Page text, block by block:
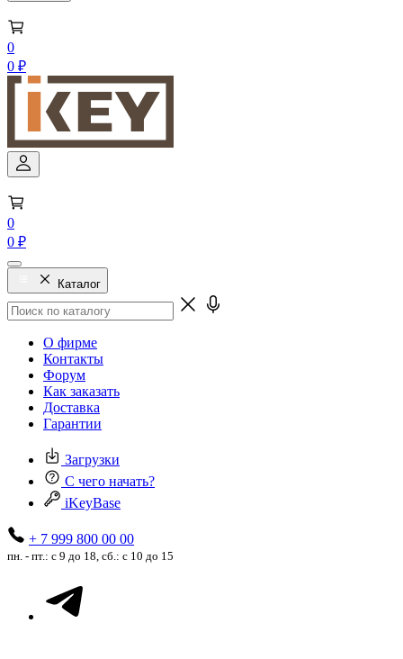
0
0 ₽
0
0 ₽
Каталог
О фирме
Контакты
Форум
Как заказать
Доставка
Гарантии
Загрузки
С чего начать?
iKeyBase
+ 7 999 800 00 00
пн. - пт.: с 9 до 18, сб.: с 10 до 15